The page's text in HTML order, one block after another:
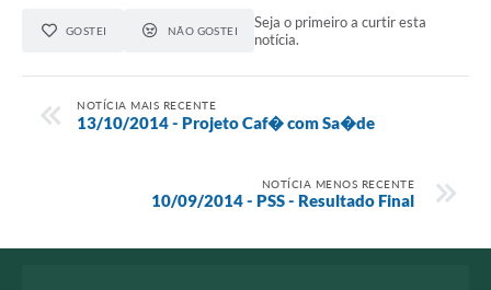
GOSTEI NÃO GOSTEI
Seja o primeiro a curtir esta
notícia.
NOTÍCIA MAIS RECENTE
13/10/2014 - Projeto Caf� com Sa�de
NOTÍCIA MENOS RECENTE
10/09/2014 - PSS - Resultado Final